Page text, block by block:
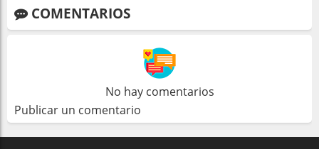
COMENTARIOS
No hay comentarios
Publicar un comentario